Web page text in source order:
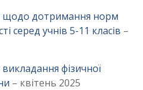
щодо дотримання норм
серед учнів 5-11 класів –
фізичної
– квітень 2025